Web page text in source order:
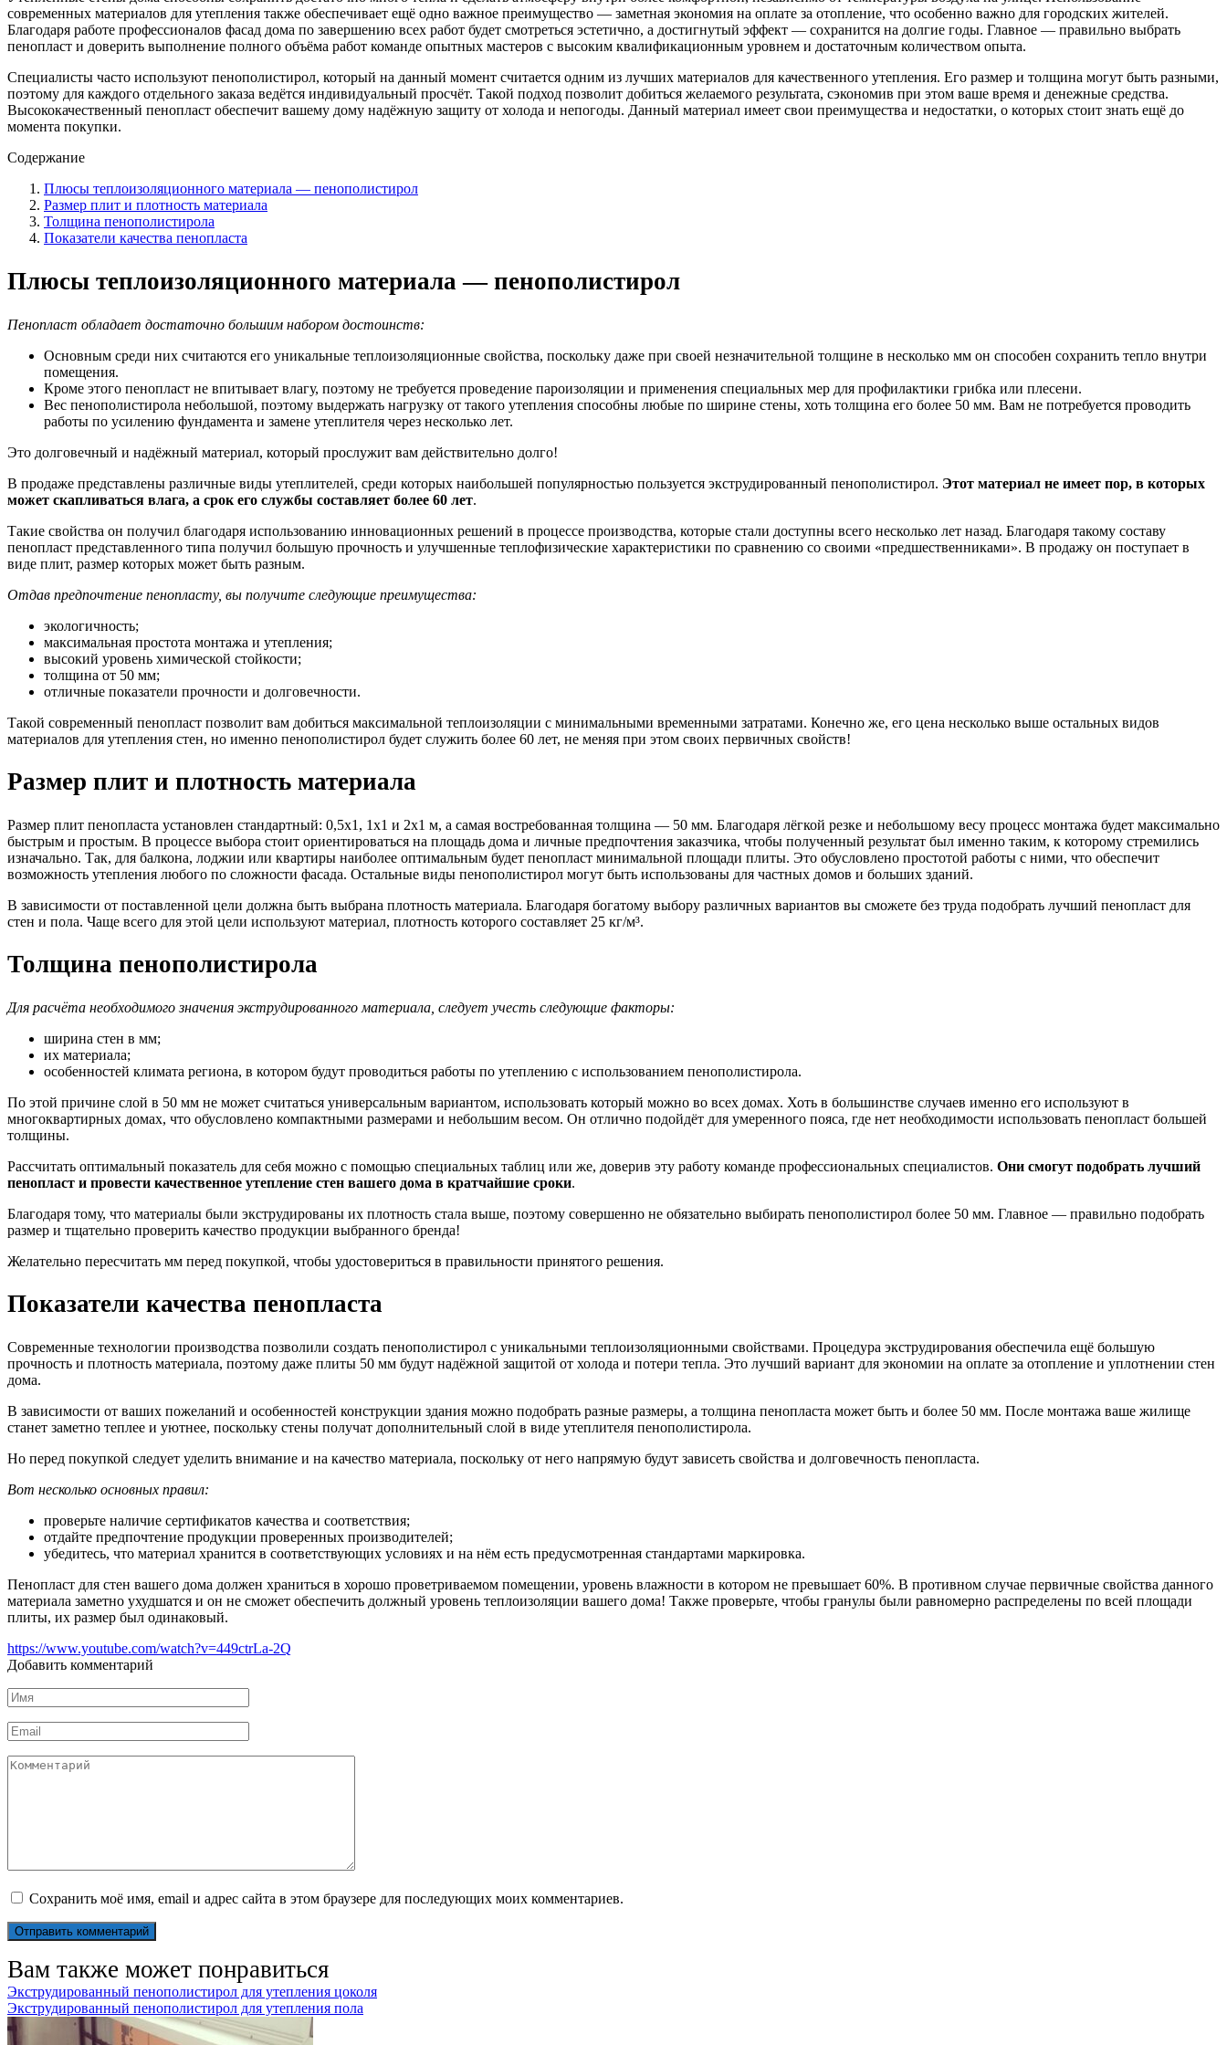
современных материалов для утепления также обеспечивает ещё одно важное преимущество — заметная экономия на оплате за отопление, что особенно важно для городских жителей.
Благодаря работе профессионалов фасад дома по завершению всех работ будет смотреться эстетично, а достигнутый эффект — сохранится на долгие годы. Главное — правильно выбрать
пенопласт и доверить выполнение полного объёма работ команде опытных мастеров с высоким квалификационным уровнем и достаточным количеством опыта.
Специалисты часто используют пенополистирол, который на данный момент считается одним из лучших материалов для качественного утепления. Его размер и толщина могут быть разными,
поэтому для каждого отдельного заказа ведётся индивидуальный просчёт. Такой подход позволит добиться желаемого результата, сэкономив при этом ваше время и денежные средства.
Высококачественный пенопласт обеспечит вашему дому надёжную защиту от холода и непогоды. Данный материал имеет свои преимущества и недостатки, о которых стоит знать ещё до
момента покупки.
Содержание
Плюсы теплоизоляционного материала — пенополистирол
Размер плит и плотность материала
Толщина пенополистирола
Показатели качества пенопласта
Плюсы теплоизоляционного материала — пенополистирол
Пенопласт обладает достаточно большим набором достоинств:
Основным среди них считаются его уникальные теплоизоляционные свойства, поскольку даже при своей незначительной толщине в несколько мм он способен сохранить тепло внутри
помещения.
Кроме этого пенопласт не впитывает влагу, поэтому не требуется проведение пароизоляции и применения специальных мер для профилактики грибка или плесени.
Вес пенополистирола небольшой, поэтому выдержать нагрузку от такого утепления способны любые по ширине стены, хоть толщина его более 50 мм. Вам не потребуется проводить
работы по усилению фундамента и замене утеплителя через несколько лет.
Это долговечный и надёжный материал, который прослужит вам действительно долго!
В продаже представлены различные виды утеплителей, среди которых наибольшей популярностью пользуется экструдированный пенополистирол. Этот материал не имеет пор, в которых
может скапливаться влага, а срок его службы составляет более 60 лет.
Такие свойства он получил благодаря использованию инновационных решений в процессе производства, которые стали доступны всего несколько лет назад. Благодаря такому составу
пенопласт представленного типа получил большую прочность и улучшенные теплофизические характеристики по сравнению со своими «предшественниками». В продажу он поступает в
виде плит, размер которых может быть разным.
Отдав предпочтение пенопласту, вы получите следующие преимущества:
экологичность;
максимальная простота монтажа и утепления;
высокий уровень химической стойкости;
толщина от 50 мм;
отличные показатели прочности и долговечности.
Такой современный пенопласт позволит вам добиться максимальной теплоизоляции с минимальными временными затратами. Конечно же, его цена несколько выше остальных видов
материалов для утепления стен, но именно пенополистирол будет служить более 60 лет, не меняя при этом своих первичных свойств!
Размер плит и плотность материала
Размер плит пенопласта установлен стандартный: 0,5х1, 1х1 и 2х1 м, а самая востребованная толщина — 50 мм. Благодаря лёгкой резке и небольшому весу процесс монтажа будет максимально
быстрым и простым. В процессе выбора стоит ориентироваться на площадь дома и личные предпочтения заказчика, чтобы полученный результат был именно таким, к которому стремились
изначально. Так, для балкона, лоджии или квартиры наиболее оптимальным будет пенопласт минимальной площади плиты. Это обусловлено простотой работы с ними, что обеспечит
возможность утепления любого по сложности фасада. Остальные виды пенополистирол могут быть использованы для частных домов и больших зданий.
В зависимости от поставленной цели должна быть выбрана плотность материала. Благодаря богатому выбору различных вариантов вы сможете без труда подобрать лучший пенопласт для
стен и пола. Чаще всего для этой цели используют материал, плотность которого составляет 25 кг/м³.
Толщина пенополистирола
Для расчёта необходимого значения экструдированного материала, следует учесть следующие факторы:
ширина стен в мм;
их материала;
особенностей климата региона, в котором будут проводиться работы по утеплению с использованием пенополистирола.
По этой причине слой в 50 мм не может считаться универсальным вариантом, использовать который можно во всех домах. Хоть в большинстве случаев именно его используют в
многоквартирных домах, что обусловлено компактными размерами и небольшим весом. Он отлично подойдёт для умеренного пояса, где нет необходимости использовать пенопласт большей
толщины.
Рассчитать оптимальный показатель для себя можно с помощью специальных таблиц или же, доверив эту работу команде профессиональных специалистов. Они смогут подобрать лучший
пенопласт и провести качественное утепление стен вашего дома в кратчайшие сроки.
Благодаря тому, что материалы были экструдированы их плотность стала выше, поэтому совершенно не обязательно выбирать пенополистирол более 50 мм. Главное — правильно подобрать
размер и тщательно проверить качество продукции выбранного бренда!
Желательно пересчитать мм перед покупкой, чтобы удостовериться в правильности принятого решения.
Показатели качества пенопласта
Современные технологии производства позволили создать пенополистирол с уникальными теплоизоляционными свойствами. Процедура экструдирования обеспечила ещё большую
прочность и плотность материала, поэтому даже плиты 50 мм будут надёжной защитой от холода и потери тепла. Это лучший вариант для экономии на оплате за отопление и уплотнении стен
дома.
В зависимости от ваших пожеланий и особенностей конструкции здания можно подобрать разные размеры, а толщина пенопласта может быть и более 50 мм. После монтажа ваше жилище
станет заметно теплее и уютнее, поскольку стены получат дополнительный слой в виде утеплителя пенополистирола.
Но перед покупкой следует уделить внимание и на качество материала, поскольку от него напрямую будут зависеть свойства и долговечность пенопласта.
Вот несколько основных правил:
проверьте наличие сертификатов качества и соответствия;
отдайте предпочтение продукции проверенных производителей;
убедитесь, что материал хранится в соответствующих условиях и на нём есть предусмотренная стандартами маркировка.
Пенопласт для стен вашего дома должен храниться в хорошо проветриваемом помещении, уровень влажности в котором не превышает 60%. В противном случае первичные свойства данного
материала заметно ухудшатся и он не сможет обеспечить должный уровень теплоизоляции вашего дома! Также проверьте, чтобы гранулы были равномерно распределены по всей площади
плиты, их размер был одинаковый.
https://www.youtube.com/watch?v=449ctrLa-2Q
Добавить комментарий
Имя
Email
Комментарий
Сохранить моё имя, email и адрес сайта в этом браузере для последующих моих комментариев.
Вам также может понравиться
Экструдированный пенополистирол для утепления цоколя
Экструдированный пенополистирол для утепления пола